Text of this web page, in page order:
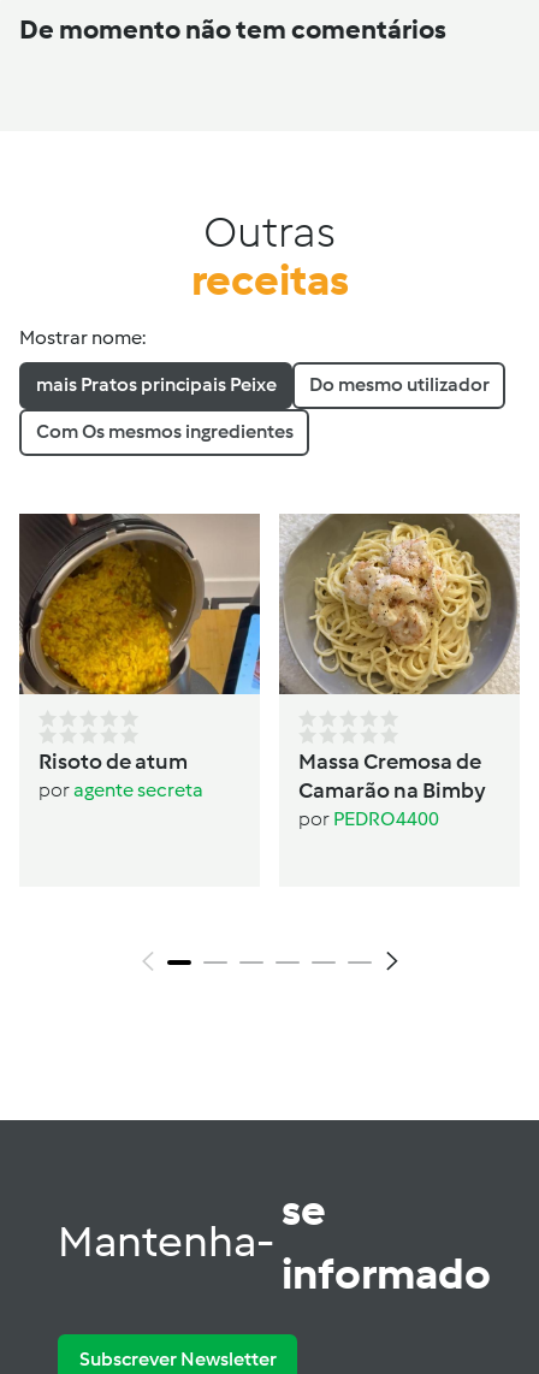
De momento não tem comentários
Outras
receitas
Mostrar nome:
mais Pratos principais Peixe Do mesmo utilizador
Com Os mesmos ingredientes
Risoto de atum
poragente secreta
Massa Cremosa de
Camarão na Bimby
por PEDRO4400
Mantenha-
se
informado
Subscrever Newsletter